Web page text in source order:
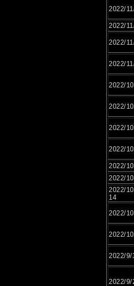
2022/
2022/
2022/
2022/
2022/
2022/
2022/
2022/
2022/
2022/
2022/
14
2022/
2022/
2022/9/
2022/9/